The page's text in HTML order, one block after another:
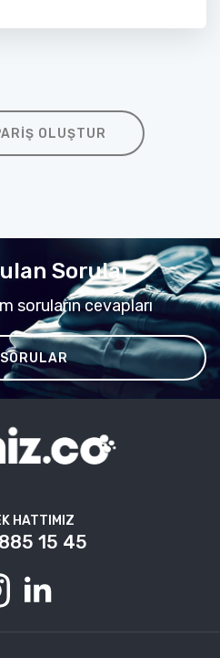
OLUŞTUR
Sorular
soruların cevapları
HATTIMIZ
15 45